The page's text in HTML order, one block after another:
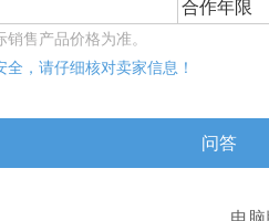
合作年限
售产品价格为准。
，请仔细核对卖家信息！
问答